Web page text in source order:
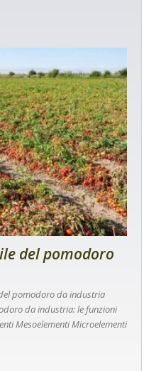
del pomodoro
pomodoro da industria
da industria: le funzioni
Mesoelementi Microelementi